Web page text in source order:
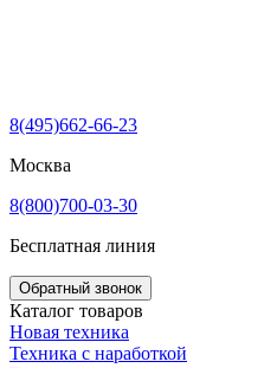
8(495)662-66-23
Москва
8(800)700-03-30
Бесплатная линия
Обратный звонок
Каталог товаров
Новая техника
Техника с наработкой